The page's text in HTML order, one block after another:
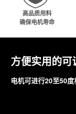
高品质用料
确保电机寿命
方便实用的可
电机可进行20至50度